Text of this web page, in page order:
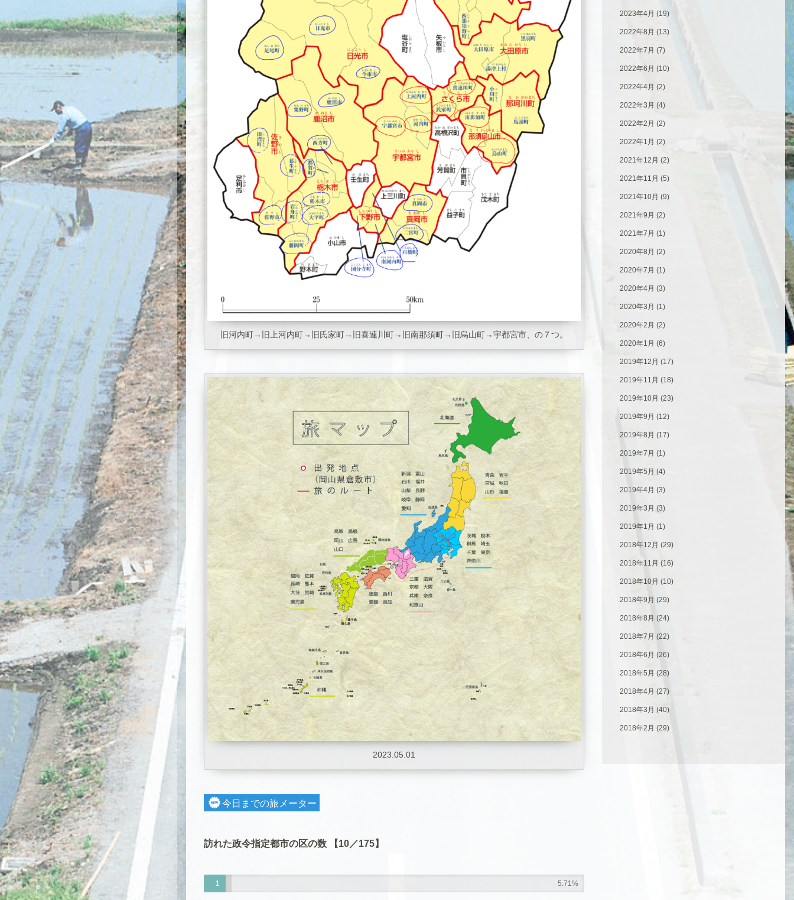
旧河内町→旧上河内町→旧氏家町→旧喜連川町→旧南那須町→旧烏山町→宇都宮市、の７つ。
2023.05.01
今日までの旅メーター
訪れた政令指定都市の区の数 【10／175】
1 5.71%
2023年4月 (19)
2022年8月 (13)
2022年7月 (7)
2022年6月 (10)
2022年4月 (2)
2022年3月 (4)
2022年2月 (2)
2022年1月 (2)
2021年12月 (2)
2021年11月 (5)
2021年10月 (9)
2021年9月 (2)
2021年7月 (1)
2020年8月 (2)
2020年7月 (1)
2020年4月 (3)
2020年3月 (1)
2020年2月 (2)
2020年1月 (6)
2019年12月 (17)
2019年11月 (18)
2019年10月 (23)
2019年9月 (12)
2019年8月 (17)
2019年7月 (1)
2019年5月 (4)
2019年4月 (3)
2019年3月 (3)
2019年1月 (1)
2018年12月 (29)
2018年11月 (16)
2018年10月 (10)
2018年9月 (29)
2018年8月 (24)
2018年7月 (22)
2018年6月 (26)
2018年5月 (28)
2018年4月 (27)
2018年3月 (40)
2018年2月 (29)